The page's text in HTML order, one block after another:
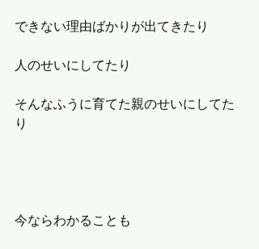
できない理由ばかりが出てきたり
人のせいにしてたり
そんなふうに育てた親のせいにしてた
り
今ならわかることも